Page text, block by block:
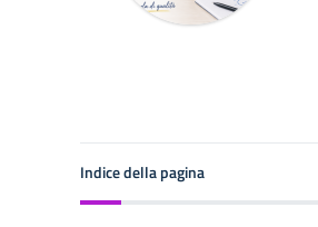
Indice della pagina